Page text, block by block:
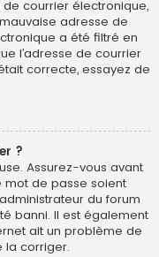
de courrier électronique,
adresse de
a été filtré en
l’adresse de courrier
correcte, essayez de
?
Assurez-vous avant
mot de passe soient
du forum
banni. Il est également
ait un problème de
la corriger.